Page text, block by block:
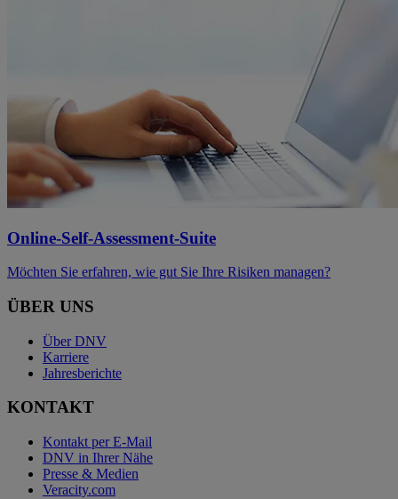
Online-Self-Assessment-Suite
Möchten Sie erfahren, wie gut Sie Ihre Risiken managen?
ÜBER UNS
Über DNV
Karriere
Jahresberichte
KONTAKT
Kontakt per E-Mail
DNV in Ihrer Nähe
Presse & Medien
Veracity.com